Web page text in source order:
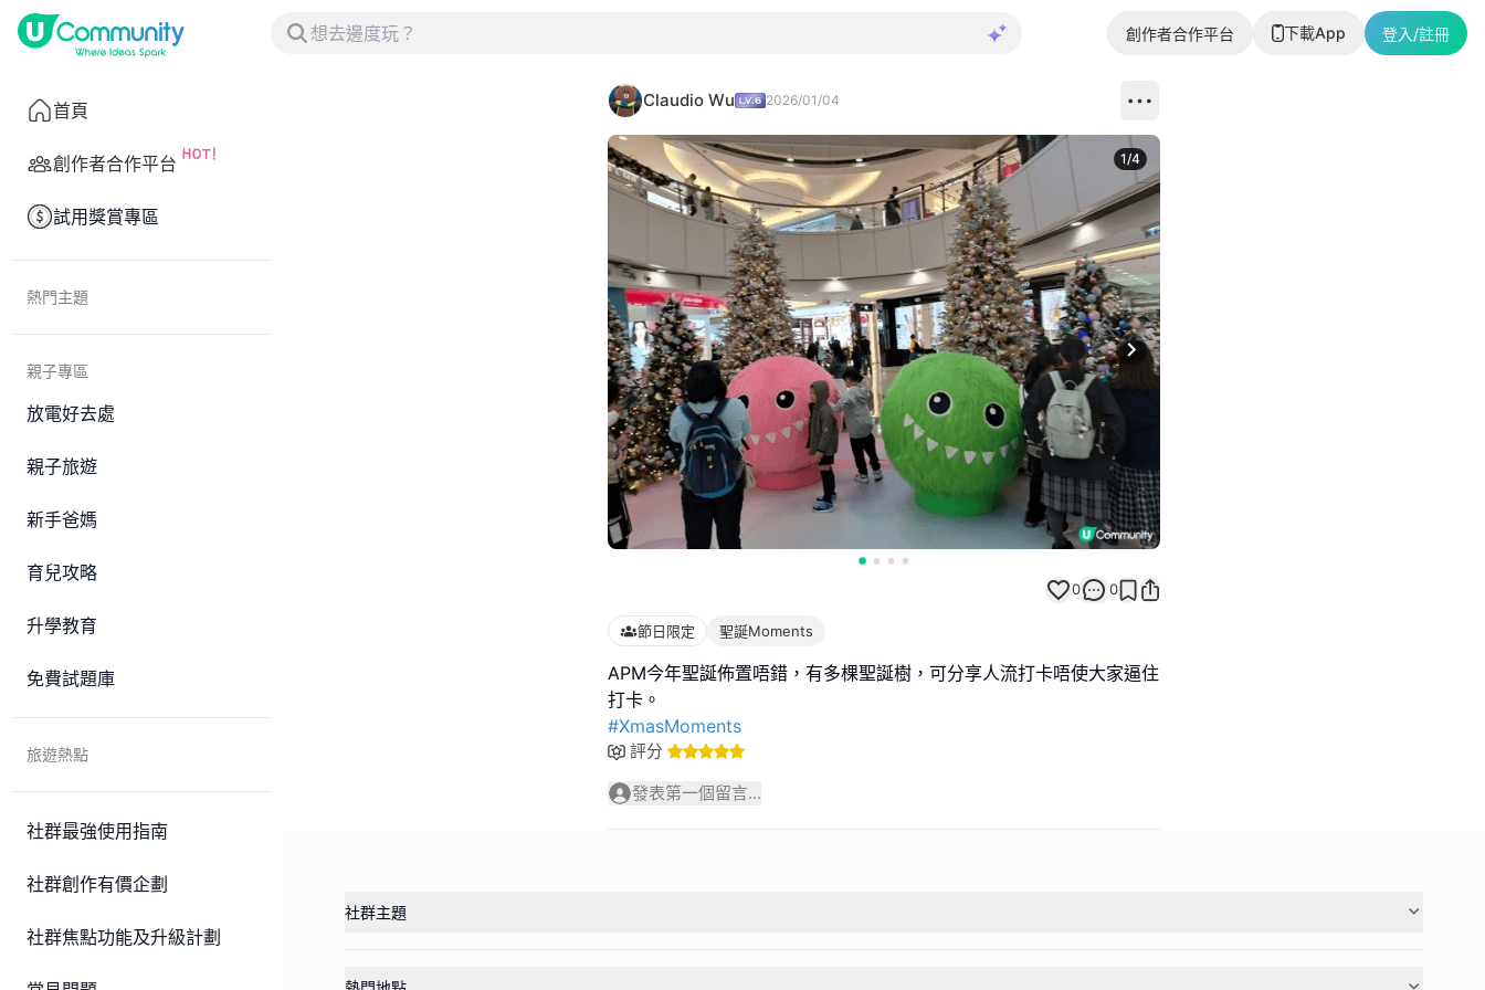
創作者合作平台 下載App 登入/註冊
首頁
創作者合作平台
試用獎賞專區
熱門主題
親子專區
放電好去處
親子旅遊
新手爸媽
育兒攻略
升學教育
免費試題庫
旅遊熱點
社群最強使用指南
社群創作有價企劃
社群焦點功能及升級計劃
Claudio Wu 2026/01/04
Next slide
1/4
0 0
節日限定 聖誕Moments
APM今年聖誕佈置唔錯，有多棵聖誕樹，可分享人流打卡唔使大家逼住
#XmasMoments
評分
發表第一個留言...
社群主題